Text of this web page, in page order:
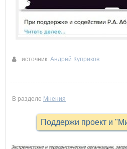
источник: Андрей Куприков
В разделе Мнения
Поддержи проект и